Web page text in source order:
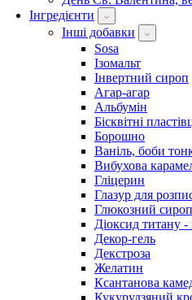
Інгредієнти
Інші добавки
Sosa
Ізомальт
Інвертний сироп
Агар-агар
Альбумін
Бісквітні
Борошно
Ваніль, боби
Вибухова
Гліцерин
Глазур для
Глюкозний сироп
Діоксид титану -
Декор-гель
Декстроза
Желатин
Ксантанова
Кукурудзяний